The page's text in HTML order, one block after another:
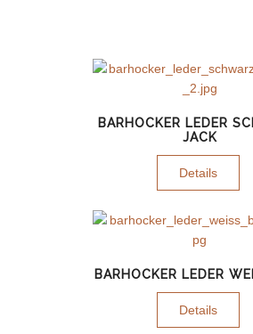
BARHOCKER LEDER
JACK
Details
BARHOCKER LEDER
Details